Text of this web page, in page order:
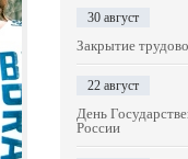
30 август
Закрытие
22 август
День
России